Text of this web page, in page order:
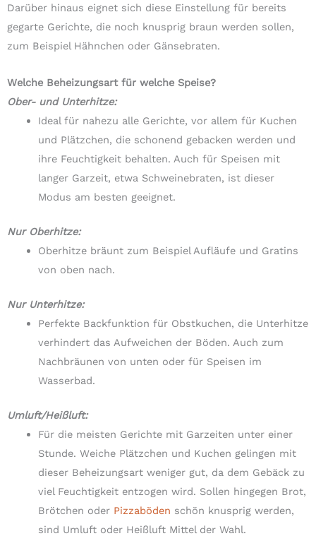
Darüber hinaus eignet sich diese Einstellung für bereits
gegarte Gerichte, die noch knusprig braun werden sollen,
zum Beispiel Hähnchen oder Gänsebraten.
Welche Beheizungsart für welche Speise?
Ober- und Unterhitze:
Ideal für nahezu alle Gerichte, vor allem für Kuchen
und Plätzchen, die schonend gebacken werden und
ihre Feuchtigkeit behalten. Auch für Speisen mit
langer Garzeit, etwa Schweinebraten, ist dieser
Modus am besten geeignet.
Nur Oberhitze:
Oberhitze bräunt zum Beispiel Aufläufe und Gratins
von oben nach.
Nur Unterhitze:
Perfekte Backfunktion für Obstkuchen, die Unterhitze
verhindert das Aufweichen der Böden. Auch zum
Nachbräunen von unten oder für Speisen im
Wasserbad.
Umluft/Heißluft:
Für die meisten Gerichte mit Garzeiten unter einer
Stunde. Weiche Plätzchen und Kuchen gelingen mit
dieser Beheizungsart weniger gut, da dem Gebäck zu
viel Feuchtigkeit entzogen wird. Sollen hingegen Brot,
Brötchen oder Pizzaböden schön knusprig werden,
sind Umluft oder Heißluft Mittel der Wahl.